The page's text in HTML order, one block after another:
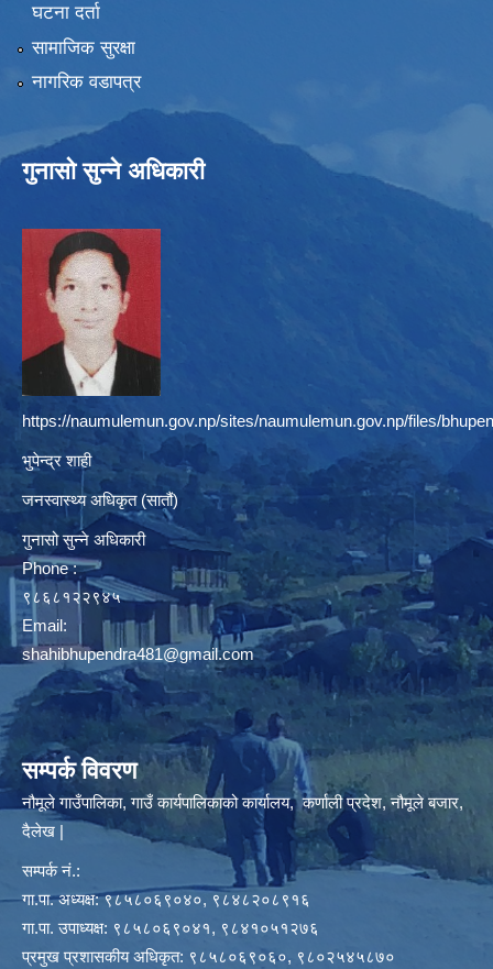
घटना दर्ता
सामाजिक सुरक्षा
नागरिक वडापत्र
गुनासो सुन्ने अधिकारी
https://naumulemun.gov.np/sites/naumulemun.gov.np/files/
भुपेन्द्र शाही
जनस्वास्थ्य अधिकृत (सातौं)
गुनासो सुन्ने अधिकारी
Phone :
९८६८१२२९४५
Email:
shahibhupendra481@gmail.com
सम्पर्क विवरण
नौमूले गाउँपालिका, गाउँ कार्यपालिकाको कार्यालय, कर्णाली प्रदेश, नौमूले बजार,
दैलेख |
सम्पर्क नं.:
गा.पा. अध्यक्ष: ९८५८०६९०४०, ९८४८२०८९१६
गा.पा. उपाध्यक्ष: ९८५८०६९०४१, ९८४१०५१२७६
प्रमुख प्रशासकीय अधिकृत: ९८५८०६९०६०, ९८०२५४५८७०